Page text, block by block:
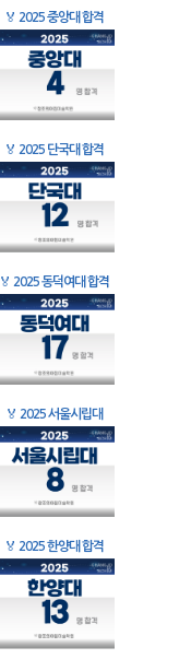
🏅 2025 중앙대 합격
🏅 2025 단국대 합격
🏅 2025 동덕여대 합격
🏅 2025 서울시립대
🏅 2025 한양대 합격